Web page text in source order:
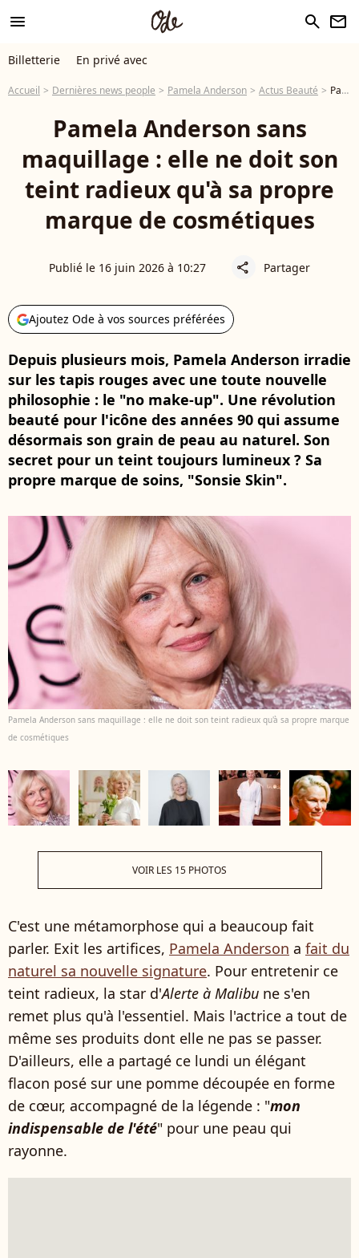
menu search newsletter
Billetterie En privé avec
Accueil Dernières news people Pamela Anderson Actus Beauté Pamela Anderson sans maquillage : elle ne doit son teint radieux qu'à sa propre marque de cosmétiques
Pamela Anderson sans
maquillage : elle ne doit son
teint radieux qu'à sa propre
marque de cosmétiques
Publié le 16 juin 2026 à 10:27 share Partager
Ajoutez Ode à vos sources préférées
Depuis plusieurs mois, Pamela Anderson irradie
sur les tapis rouges avec une toute nouvelle
philosophie : le "no make-up". Une révolution
beauté pour l'icône des années 90 qui assume
désormais son grain de peau au naturel. Son
secret pour un teint toujours lumineux ? Sa
propre marque de soins, "Sonsie Skin".
Pamela Anderson sans maquillage : elle ne doit son teint radieux qu'à sa propre marque
de cosmétiques
VOIR LES 15 PHOTOS
C'est une métamorphose qui a beaucoup fait
parler. Exit les artifices, Pamela Anderson a fait du
naturel sa nouvelle signature. Pour entretenir ce
teint radieux, la star d'Alerte à Malibu ne s'en
remet plus qu'à l'essentiel. Mais l'actrice a tout de
même ses produits dont elle ne pas se passer.
D'ailleurs, elle a partagé ce lundi un élégant
flacon posé sur une pomme découpée en forme
de cœur, accompagné de la légende : "mon
indispensable de l'été" pour une peau qui
rayonne.